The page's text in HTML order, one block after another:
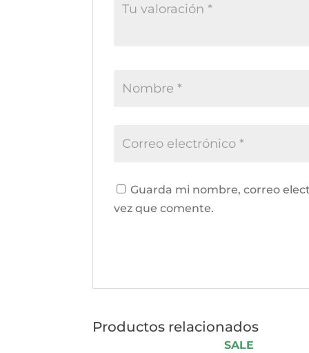
Guarda mi nombre, correo
vez que comente.
Productos relacionados
SALE